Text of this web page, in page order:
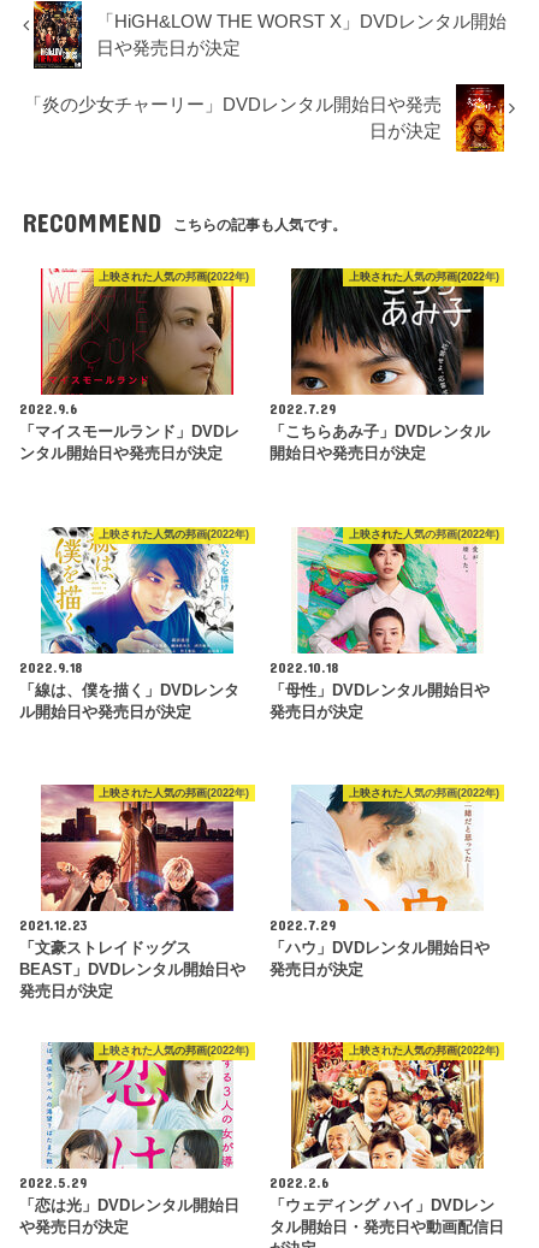
「HiGH&LOW THE WORST X」DVDレンタル開始
日や発売日が決定
「炎の少女チャーリー」DVDレンタル開始日や発売
日が決定
RECOMMEND こちらの記事も人気です。
上映された人気の邦画(2022年)
2022.9.6
「マイスモールランド」DVDレ
ンタル開始日や発売日が決定
上映された人気の邦画(2022年)
2022.7.29
「こちらあみ子」DVDレンタル
開始日や発売日が決定
上映された人気の邦画(2022年)
2022.9.18
「線は、僕を描く」DVDレンタ
ル開始日や発売日が決定
上映された人気の邦画(2022年)
2022.10.18
「母性」DVDレンタル開始日や
発売日が決定
上映された人気の邦画(2022年)
2021.12.23
「文豪ストレイドッグス
BEAST」DVDレンタル開始日や
発売日が決定
上映された人気の邦画(2022年)
2022.7.29
「ハウ」DVDレンタル開始日や
発売日が決定
上映された人気の邦画(2022年)
2022.5.29
「恋は光」DVDレンタル開始日
や発売日が決定
上映された人気の邦画(2022年)
2022.2.6
「ウェディング ハイ」DVDレン
タル開始日・発売日や動画配信日